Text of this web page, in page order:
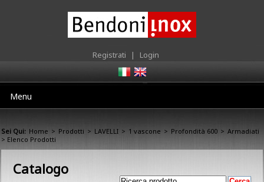
Registrati | Login
Menu
Sei Qui: Home > Prodotti > LAVELLI > 1 vascone > Profondità 600 > Armadiati
> Elenco Prodotti
Catalogo